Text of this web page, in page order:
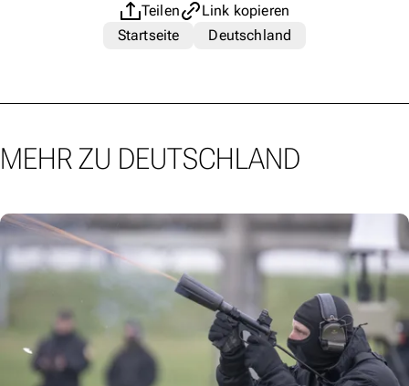
Teilen
Link kopieren
Startseite
Deutschland
MEHR ZU DEUTSCHLAND